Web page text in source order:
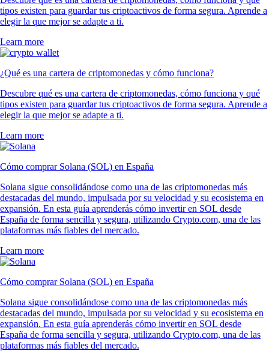
tipos existen para guardar tus criptoactivos de forma segura. Aprende a
elegir la que mejor se adapte a ti.
Learn more
¿Qué es una cartera de criptomonedas y cómo funciona?
Descubre qué es una cartera de criptomonedas, cómo funciona y qué
tipos existen para guardar tus criptoactivos de forma segura. Aprende a
elegir la que mejor se adapte a ti.
Learn more
Cómo comprar Solana (SOL) en España
Solana sigue consolidándose como una de las criptomonedas más
destacadas del mundo, impulsada por su velocidad y su ecosistema en
expansión. En esta guía aprenderás cómo invertir en SOL desde
España de forma sencilla y segura, utilizando Crypto.com, una de las
plataformas más fiables del mercado.
Learn more
Cómo comprar Solana (SOL) en España
Solana sigue consolidándose como una de las criptomonedas más
destacadas del mundo, impulsada por su velocidad y su ecosistema en
expansión. En esta guía aprenderás cómo invertir en SOL desde
España de forma sencilla y segura, utilizando Crypto.com, una de las
plataformas más fiables del mercado.